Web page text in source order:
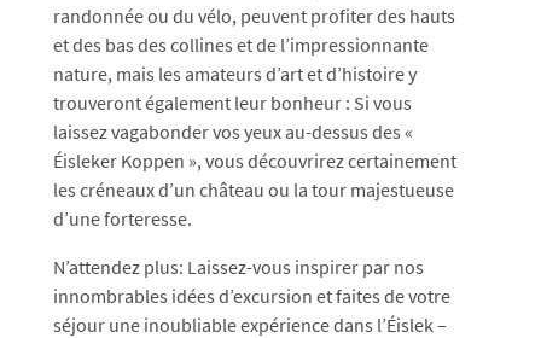
randonnée ou du vélo, peuvent profiter des hauts
et des bas des collines et de l’impressionnante
nature, mais les amateurs d’art et d’histoire y
trouveront également leur bonheur : Si vous
laissez vagabonder vos yeux au-dessus des «
Éisleker Koppen », vous découvrirez certainement
les créneaux d’un château ou la tour majestueuse
d’une forteresse.
N’attendez plus: Laissez-vous inspirer par nos
innombrables idées d’excursion et faites de votre
séjour une inoubliable expérience dans l’Éislek –